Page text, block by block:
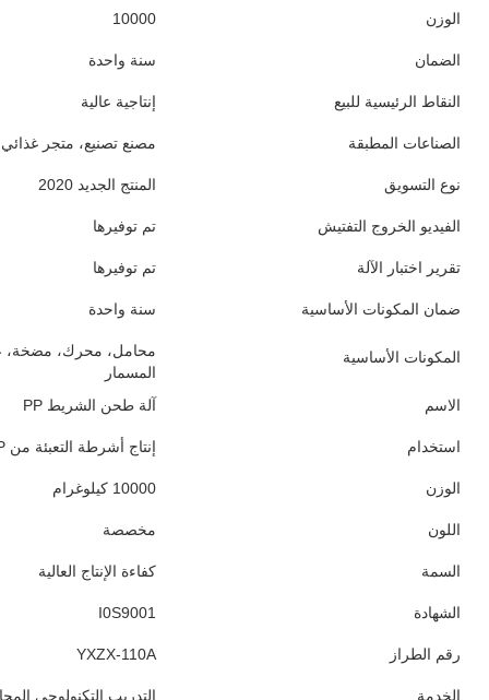
الوزن 10000
الضمان سنة واحدة
النقاط الرئيسية للبيع إنتاجية عالية
الصناعات المطبقة مصنع تصنيع، متجر
نوع التسويق المنتج الجديد 2020
الفيديو الخروج التفتيش تم توفيرها
تقرير اختبار الآلة تم توفيرها
ضمان المكونات الأساسية سنة واحدة
المكونات الأساسية
المسمار
الاسم
آلة طحن الشريط PP
استخدام إنتاج أشرطة التعبئة من PP
الوزن 10000 كيلوغرام
اللون مخصصة
السمة كفاءة الإنتاج العالية
الشهادة I0S9001
رقم الطراز YXZX-110A
الخدمة التدريب التكنولوجي